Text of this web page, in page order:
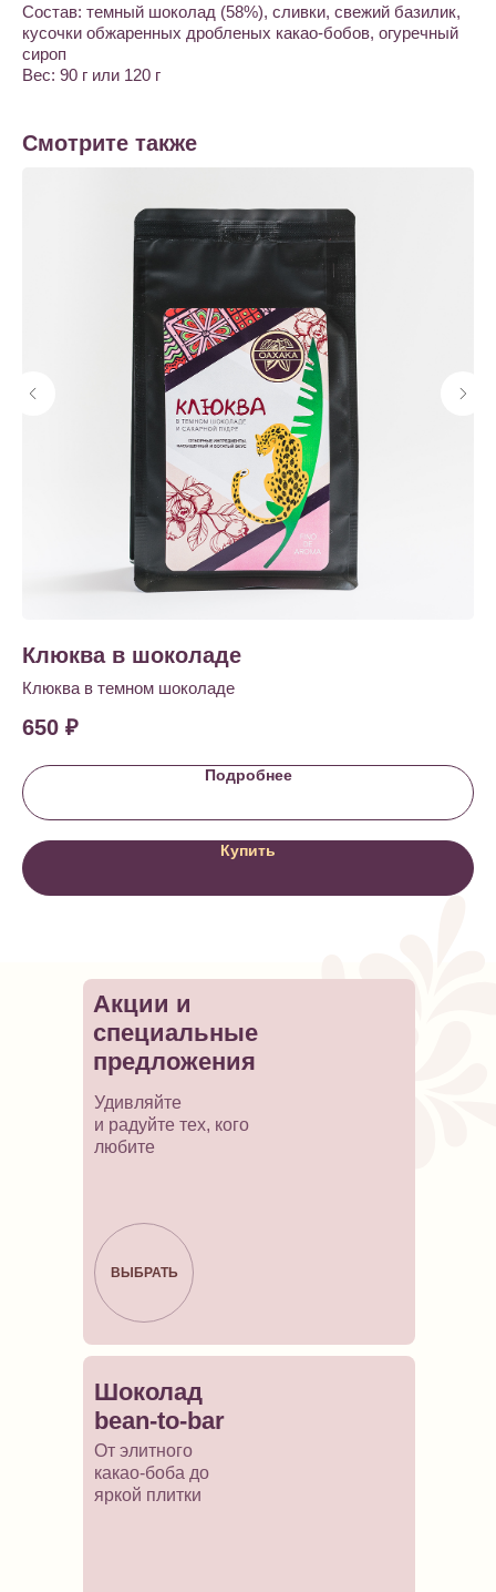
Состав: темный шоколад (58%), сливки, свежий базилик,
кусочки обжаренных дробленых какао-бобов, огуречный
сироп
Вес: 90 г или 120 г
Смотрите также
Клюква в шоколаде
Клюква в темном шоколаде
650 ₽
Подробнее
Купить
Шоколад
bean-to-bar
От элитного
какао-боба до
яркой плитки
ВЫБРАТЬ
Акции и
специальные
предложения
Удивляйте
и радуйте тех, кого
любите